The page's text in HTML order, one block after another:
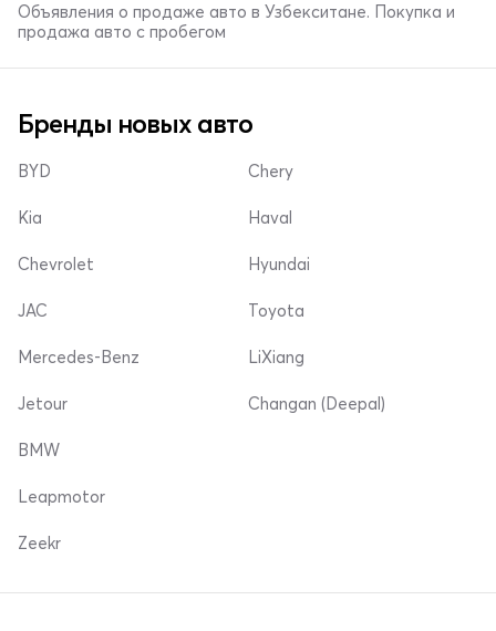
Объявления о продаже авто в Узбекситане. Покупка и
продажа авто с пробегом
Бренды новых авто
BYD
Kia
Chevrolet
Chery
Haval
Hyundai
JAC
Mercedes-Benz
Jetour
Toyota
LiXiang
Changan (Deepal)
BMW
Leapmotor
Zeekr